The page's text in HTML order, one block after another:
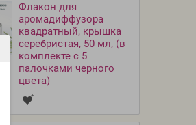
Флакон для
аромадиффузора
квадратный, крышка
серебристая, 50 мл, (в
комплекте с 5
палочками черного
цвета)